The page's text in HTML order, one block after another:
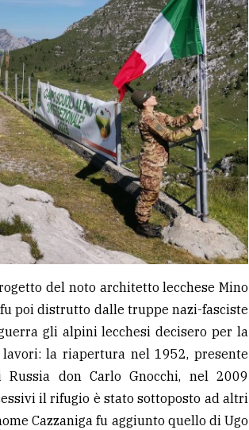
del noto architetto lecchese Mino
poi distrutto dalle truppe nazi-fasciste
gli alpini lecchesi decisero per la
lavori: la riapertura nel 1952, presente
don Carlo Gnocchi, nel 2009
il rifugio è stato sottoposto ad altri
Cazzaniga fu aggiunto quello di Ugo